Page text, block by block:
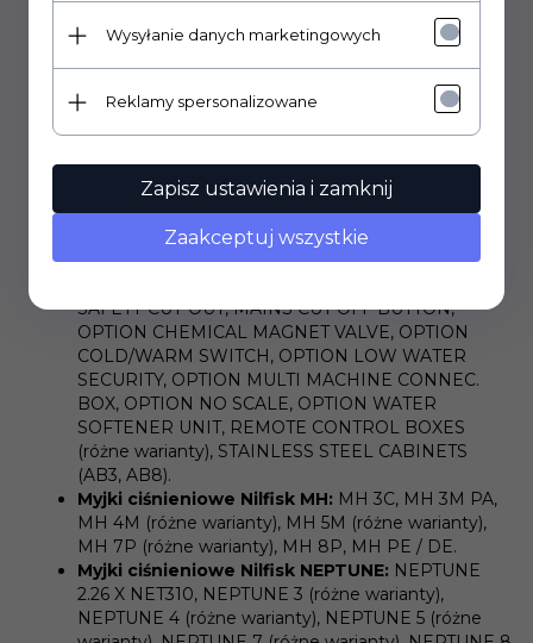
Przykładowe serie i typy kompatybilnych urządzeń
kompatybilności):
Akcesoria i opcje do myjek:ACC. COIN BOX
ON/OFF + DETERGENT, ACCESS. WATER BREAK
TANK, ACCESSORY FROST PROTECTION,
ACCESSORY REMOTE CONTROL (różne warianty),
ANTI SCALE TANK CPL., CHIMNEY ADAPTOR,
COINBOX TOKEN, EXHAUST DIVERTER
SAFETY CUT-OUT, MAINS CUT OFF BUTTON,
OPTION CHEMICAL MAGNET VALVE, OPTION
COLD/WARM SWITCH, OPTION LOW WATER
SECURITY, OPTION MULTI MACHINE CONNEC.
BOX, OPTION NO SCALE, OPTION WATER
SOFTENER UNIT, REMOTE CONTROL BOXES
(różne warianty), STAINLESS STEEL CABINETS
(AB3, AB8).
Myjki ciśnieniowe Nilfisk MH: MH 3C, MH 3M PA,
MH 4M (różne warianty), MH 5M (różne warianty),
MH 7P (różne warianty), MH 8P, MH PE / DE.
Myjki ciśnieniowe Nilfisk NEPTUNE: NEPTUNE
2.26 X NET310, NEPTUNE 3 (różne warianty),
NEPTUNE 4 (różne warianty), NEPTUNE 5 (różne
Wysyłanie danych marketingowych
Reklamy spersonalizowane
Zapisz ustawienia i zamknij
Zaakceptuj wszystkie